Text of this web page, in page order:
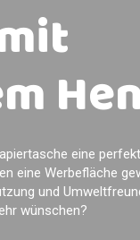
eine
eine Werbefläche
und
wünschen?